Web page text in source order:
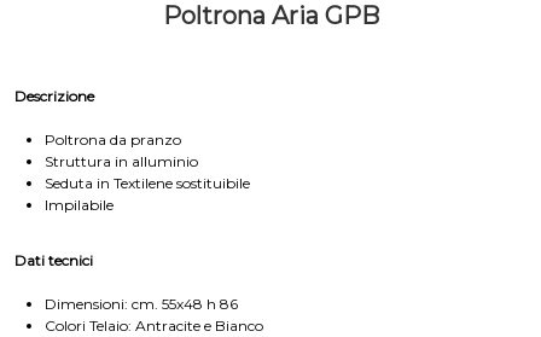
Poltrona Aria GPB
Descrizione
Poltrona da pranzo
Struttura in alluminio
Seduta in Textilene sostituibile
Impilabile
Dati tecnici
Dimensioni: cm. 55x48 h 86
Colori Telaio: Antracite e Bianco